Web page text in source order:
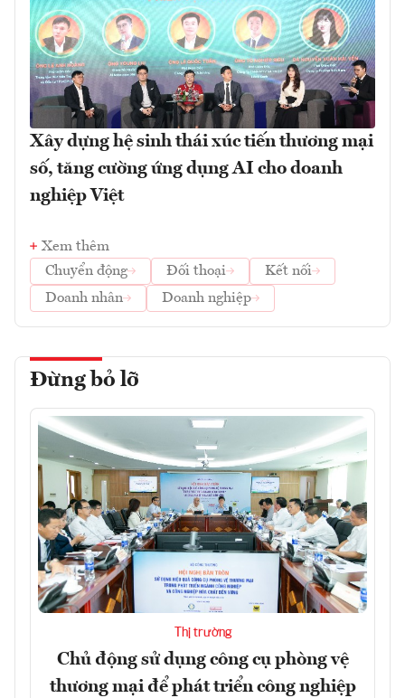
Xây dựng hệ sinh thái xúc tiến thương mại
số, tăng cường ứng dụng AI cho doanh
nghiệp Việt
Xem thêm
Chuyển động
Đối thoại
Kết nối
Doanh nhân
Doanh nghiệp
Đừng bỏ lỡ
Thị trường
Chủ động sử dụng công cụ phòng vệ
thương mại để phát triển công nghiệp